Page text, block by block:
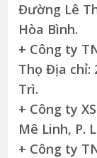
Đường Lê
Hòa Bình.
+ Công ty
Thọ Địa chỉ:
Trì.
+ Công ty
Mê Linh, P.
+ Công ty